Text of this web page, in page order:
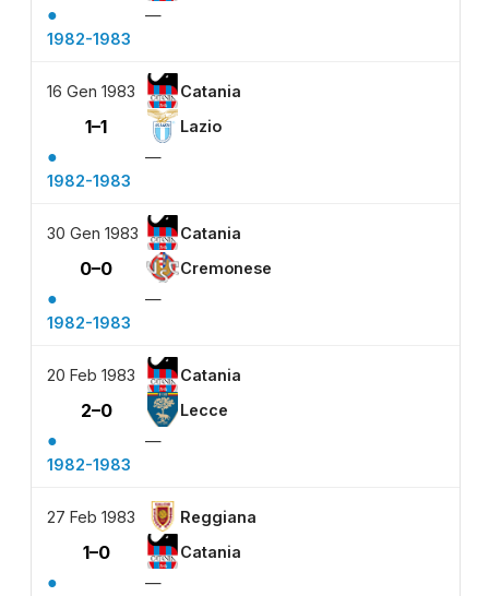
●
—
1982-1983
16 Gen 1983 Catania
1–1 Lazio
●
—
1982-1983
30 Gen 1983 Catania
0–0 Cremonese
●
—
1982-1983
20 Feb 1983 Catania
2–0 Lecce
●
—
1982-1983
27 Feb 1983 Reggiana
1–0 Catania
●
—